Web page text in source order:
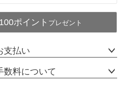
100ポイント プレゼント
支払い
数料について